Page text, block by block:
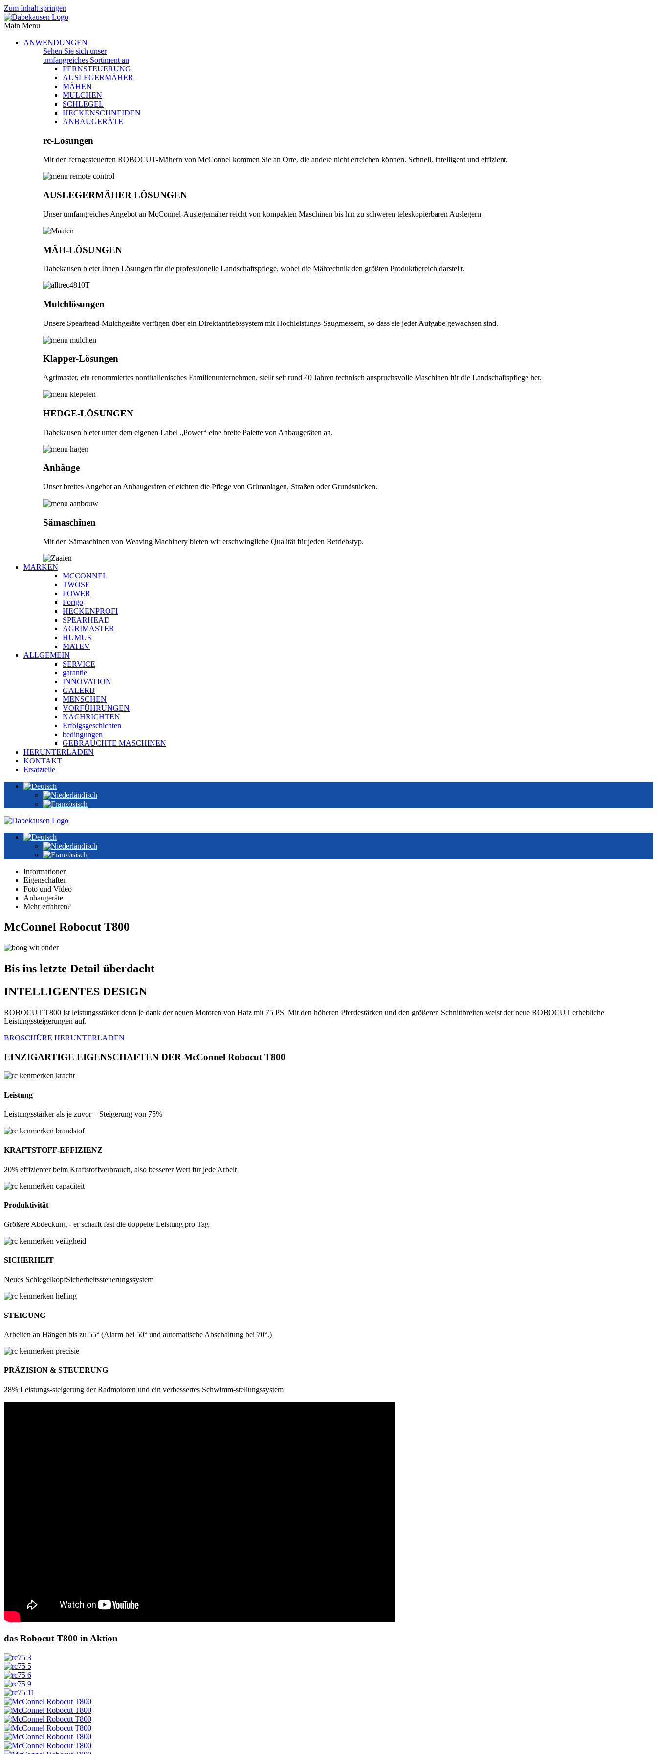
Zum Inhalt springen
Main Menu
ANWENDUNGEN
Sehen Sie sich unser
umfangreiches Sortiment an
FERNSTEUERUNG
AUSLEGERMÄHER
MÄHEN
MULCHEN
SCHLEGEL
HECKENSCHNEIDEN
ANBAUGERÄTE
rc-Lösungen
Mit den ferngesteuerten ROBOCUT-Mähern von McConnel kommen Sie an Orte, die andere nicht erreichen können. Schnell, intelligent und effizient.
AUSLEGERMÄHER LÖSUNGEN
Unser umfangreiches Angebot an McConnel-Auslegemäher reicht von kompakten Maschinen bis hin zu schweren teleskopierbaren Auslegern.
MÄH-LÖSUNGEN
Dabekausen bietet Ihnen Lösungen für die professionelle Landschaftspflege, wobei die Mähtechnik den größten Produktbereich darstellt.
Mulchlösungen
Unsere Spearhead-Mulchgeräte verfügen über ein Direktantriebssystem mit Hochleistungs-Saugmessern, so dass sie jeder Aufgabe gewachsen sind.
Klapper-Lösungen
Agrimaster, ein renommiertes norditalienisches Familienunternehmen, stellt seit rund 40 Jahren technisch anspruchsvolle Maschinen für die Landschaftspflege her.
HEDGE-LÖSUNGEN
Dabekausen bietet unter dem eigenen Label „Power“ eine breite Palette von Anbaugeräten an.
Anhänge
Unser breites Angebot an Anbaugeräten erleichtert die Pflege von Grünanlagen, Straßen oder Grundstücken.
Sämaschinen
Mit den Sämaschinen von Weaving Machinery bieten wir erschwingliche Qualität für jeden Betriebstyp.
MARKEN
MCCONNEL
TWOSE
POWER
Forigo
HECKENPROFI
SPEARHEAD
AGRIMASTER
HUMUS
MATEV
ALLGEMEIN
SERVICE
garantie
INNOVATION
GALERIJ
MENSCHEN
VORFÜHRUNGEN
NACHRICHTEN
Erfolgsgeschichten
bedingungen
GEBRAUCHTE MASCHINEN
HERUNTERLADEN
KONTAKT
Ersatzteile
Informationen
Eigenschaften
Foto und Video
Anbaugeräte
Mehr erfahren?
McConnel Robocut T800
Bis ins letzte Detail überdacht
INTELLIGENTES DESIGN
ROBOCUT T800 ist leistungsstärker denn je dank der neuen Motoren von Hatz mit 75 PS. Mit den höheren Pferdestärken und den größeren Schnittbreiten weist der neue ROBOCUT erhebliche
Leistungssteigerungen auf.
BROSCHÜRE HERUNTERLADEN
EINZIGARTIGE EIGENSCHAFTEN DER McConnel Robocut T800
Leistung
Leistungsstärker als je zuvor – Steigerung von 75%
KRAFTSTOFF-EFFIZIENZ
20% effizienter beim Kraftstoffverbrauch, also besserer Wert für jede Arbeit
Produktivität
Größere Abdeckung - er schafft fast die doppelte Leistung pro Tag
SICHERHEIT
Neues SchlegelkopfSicherheitssteuerungssystem
STEIGUNG
Arbeiten an Hängen bis zu 55° (Alarm bei 50° und automatische Abschaltung bei 70°.)
PRÄZISION & STEUERUNG
28% Leistungs-steigerung der Radmotoren und ein verbessertes Schwimm-stellungssystem
das Robocut T800 in Aktion